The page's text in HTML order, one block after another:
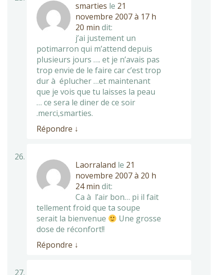
smarties le 21
novembre 2007 à 17 h
20 min dit:
j’ai justement un
potimarron qui m’attend depuis
plusieurs jours …. et je n’avais pas
trop envie de le faire car c’est trop
dur à éplucher …et maintenant
que je vois que tu laisses la peau
… ce sera le diner de ce soir
.merci,smarties.
Répondre ↓
Laorraland le 21
novembre 2007 à 20 h
24 min dit:
Ca à l’air bon… pi il fait
tellement froid que ta soupe
serait la bienvenue
Une grosse
dose de réconfort!!
Répondre ↓